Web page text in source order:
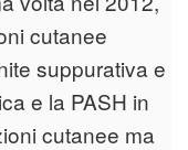
cutanee
suppurativa e
e la PASH in
cutanee ma